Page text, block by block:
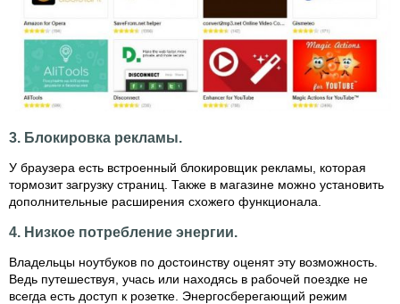
3. Блокировка рекламы.
У браузера есть встроенный блокировщик рекламы, которая
тормозит загрузку страниц. Также в магазине можно установить
дополнительные расширения схожего функционала.
4. Низкое потребление энергии.
Владельцы ноутбуков по достоинству оценят эту возможность.
Ведь путешествуя, учась или находясь в рабочей поездке не
всегда есть доступ к розетке. Энергосберегающий режим